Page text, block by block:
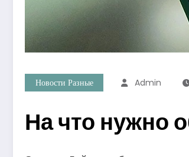
Новости Разные Admin
На что нужно